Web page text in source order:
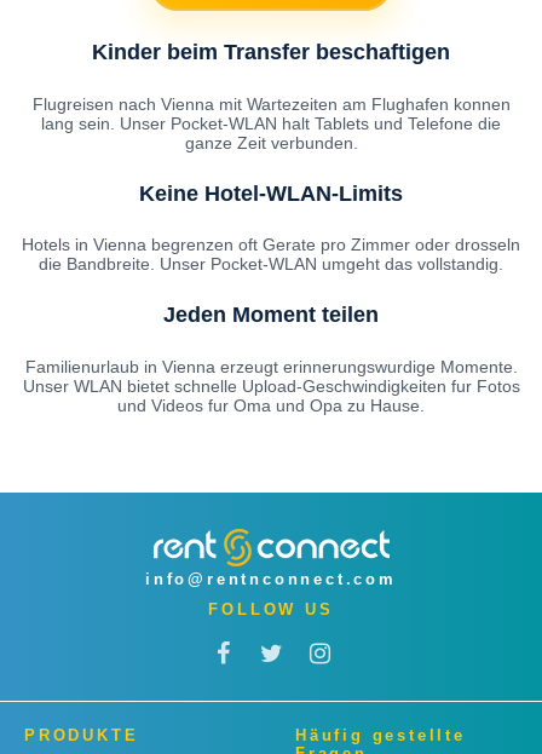
Kinder beim Transfer beschaftigen
Flugreisen nach Vienna mit Wartezeiten am Flughafen konnen
lang sein. Unser Pocket-WLAN halt Tablets und Telefone die
ganze Zeit verbunden.
Keine Hotel-WLAN-Limits
Hotels in Vienna begrenzen oft Gerate pro Zimmer oder drosseln
die Bandbreite. Unser Pocket-WLAN umgeht das vollstandig.
Jeden Moment teilen
Familienurlaub in Vienna erzeugt erinnerungswurdige Momente.
Unser WLAN bietet schnelle Upload-Geschwindigkeiten fur Fotos
und Videos fur Oma und Opa zu Hause.
info@rentnconnect.com
FOLLOW US
PRODUKTE
Häufig gestellte